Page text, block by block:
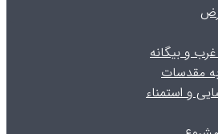
غرب و بیگانه
مقدسات
و استمناء